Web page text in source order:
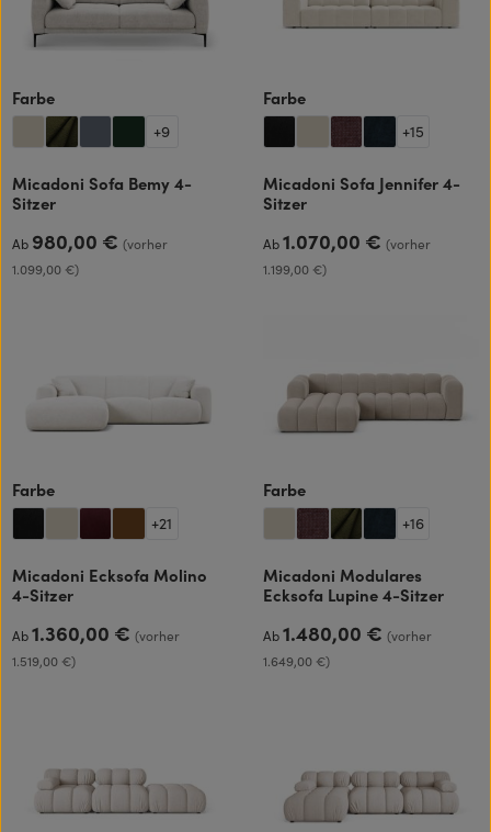
Farbeauswählen
+9
Micadoni Sofa Bemy 4-
Sitzer
Regulärer Preis:
Ab 980,00 €(vorher
1.099,00 €)
Farbeauswählen
+15
Micadoni Sofa Jennifer 4-
Sitzer
Regulärer Preis:
Ab1.070,00 €(vorher
1.199,00 €)
Farbeauswählen
+21
Micadoni Ecksofa Molino
4-Sitzer
Regulärer Preis:
Ab1.360,00 €(vorher
1.519,00 €)
Farbeauswählen
+16
Micadoni Modulares
Ecksofa Lupine 4-Sitzer
Regulärer Preis:
Ab1.480,00 €(vorher
1.649,00 €)